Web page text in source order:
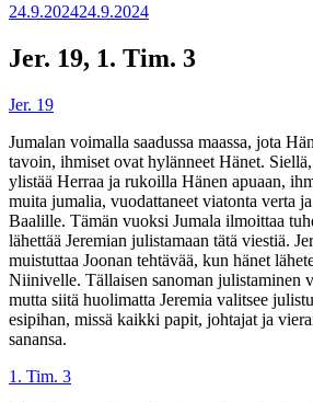
Julkaistu
24.9.202424.9.2024
Jer. 19, 1. Tim. 3
Jer. 19
Jumalan voimalla saadussa maassa, jota
tavoin, ihmiset ovat hylänneet Hänet.
ylistää Herraa ja rukoilla Hänen apuaan,
muita jumalia, vuodattaneet viatonta verta
Baalille. Tämän vuoksi Jumala ilmoittaa
lähettää Jeremian julistamaan tätä viestiä.
muistuttaa Joonan tehtävää, kun hänet
Niinivelle. Tällaisen sanoman julistaminen
mutta siitä huolimatta Jeremia valitsee
esipihan, missä kaikki papit, johtajat ja
sanansa.
1. Tim. 3